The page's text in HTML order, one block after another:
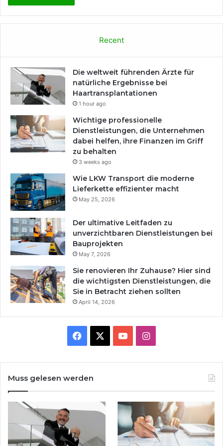
Recent
Die weltweit führenden Ärzte für
natürliche Ergebnisse bei
Haartransplantationen
1 hour ago
Wichtige professionelle
Dienstleistungen, die Unternehmen
dabei helfen, ihre Finanzen im Griff
zu behalten
3 weeks ago
Wie LKW Transport die moderne
Lieferkette effizienter macht
May 25, 2026
Der ultimative Leitfaden zu
unverzichtbaren Dienstleistungen bei
Bauprojekten
May 7, 2026
Sie renovieren Ihr Zuhause? Hier sind
die wichtigsten Dienstleistungen, die
Sie in Betracht ziehen sollten
April 14, 2026
Facebook YouTubeInstagram
Muss gelesen werden